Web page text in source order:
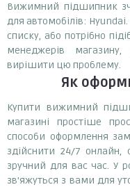
Вижимний підшипник
для автомобілів:
списку, або потрібно
менеджерів
вирішити цю проблему.
Як
Купити вижимний
магазині простіше
способи оформлення
здійснити 24/7
зручний для вас час. У
зв'яжуться з вами для